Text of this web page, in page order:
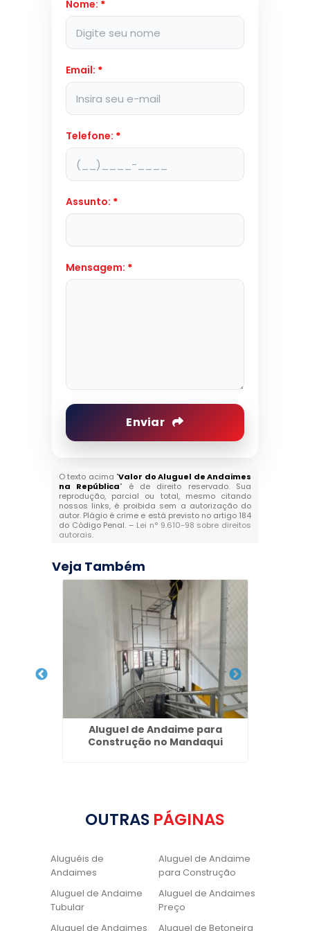
Nome: *
Email: *
Telefone: *
Assunto: *
Mensagem: *
Enviar
O texto acima "Valor do Aluguel de Andaimes
na República" é de direito reservado. Sua
reprodução, parcial ou total, mesmo citando
nossos links, é proibida sem a autorização do
autor. Plágio é crime e está previsto no artigo 184
do Código Penal. – Lei n° 9.610-98 sobre direitos
autorais.
Veja Também
Aluguel de Andaime para
Construção no Mandaqui
OUTRAS PÁGINAS
Aluguéis de
Andaimes
Aluguel de Andaime
para Construção
Aluguel de Andaime
Tubular
Aluguel de Andaimes
Preço
Aluguel de Andaimes
Aluguel de Betoneira